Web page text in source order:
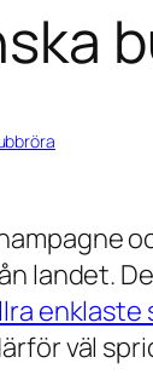
landet.
enklaste
väl